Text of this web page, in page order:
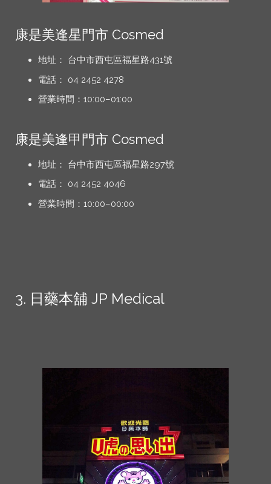
康是美逢星門市 Cosmed
地址： 台中市西屯區福星路431號
電話： 04 2452 4278
營業時間：10:00–01:00
康是美逢甲門市 Cosmed
地址： 台中市西屯區福星路297號
電話： 04 2452 4046
營業時間：10:00–00:00
3. 日藥本舖 JP Medical